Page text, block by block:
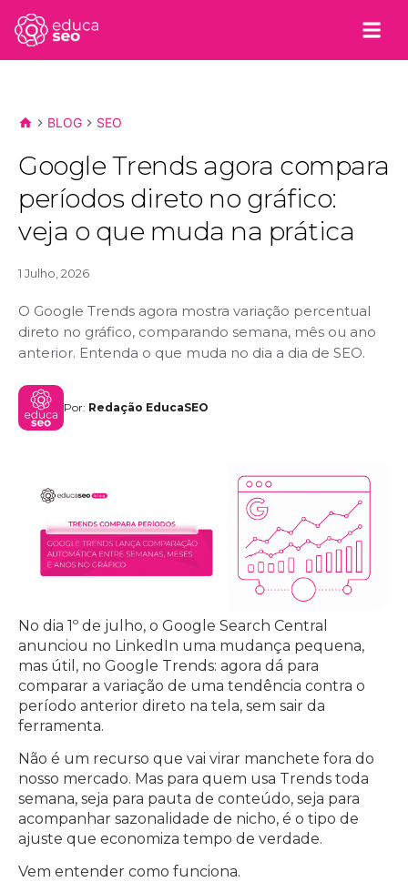
BLOG SEO
Google Trends agora compara
períodos direto no gráfico:
veja o que muda na prática
1 Julho, 2026
O Google Trends agora mostra variação percentual
direto no gráfico, comparando semana, mês ou ano
anterior. Entenda o que muda no dia a dia de SEO.
Por: Redação EducaSEO
No dia 1º de julho, o Google Search Central
anunciou no LinkedIn uma mudança pequena,
mas útil, no Google Trends: agora dá para
comparar a variação de uma tendência contra o
período anterior direto na tela, sem sair da
ferramenta.
Não é um recurso que vai virar manchete fora do
nosso mercado. Mas para quem usa Trends toda
semana, seja para pauta de conteúdo, seja para
acompanhar sazonalidade de nicho, é o tipo de
ajuste que economiza tempo de verdade.
Vem entender como funciona.